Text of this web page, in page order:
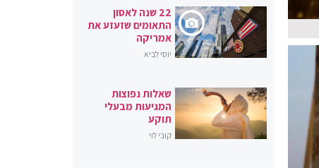
22 שנה לאסון
התאומים שזעזע את
אמריקה
יוסי לביא
שאלות נפוצות
המגיעות מבעלי
תוקע
קובי לוי